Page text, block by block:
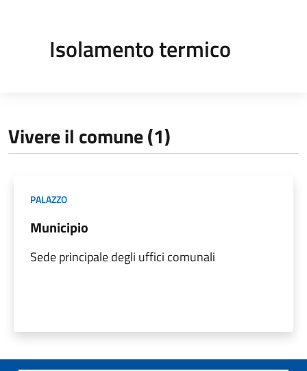
Isolamento termico
Vivere il comune (1)
PALAZZO
Municipio
Sede principale degli uffici comunali